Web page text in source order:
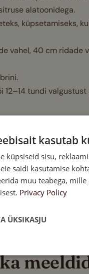
alatoonidega.
küpsetamiseks,
vahel, 40 cm ridade
tundi valgustust
jaoks
Kui seemikud
kasvulampide all.
teravuse
kasutab
küpsiseid sisu,
saidi kasutamise
muu teabega,
Privacy Policy
ÜKSIKASJU